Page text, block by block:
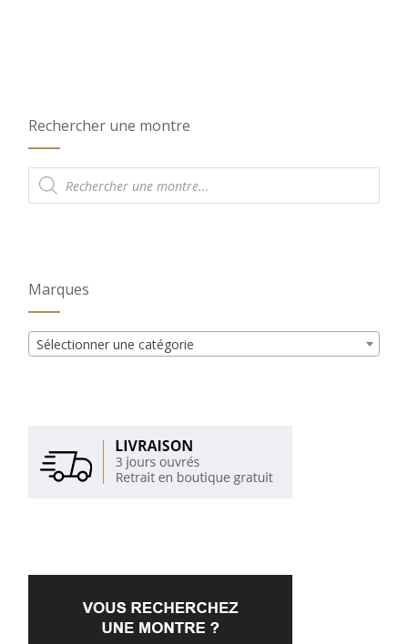
Rechercher une montre
Recherche
de
produits
Marques
Sélectionner une catégorie